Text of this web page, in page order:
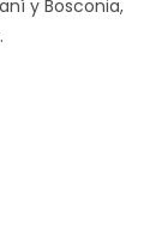
y Bosconia,